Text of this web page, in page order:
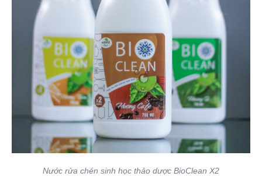
Nước rửa chén sinh học thảo dược BioClean X2